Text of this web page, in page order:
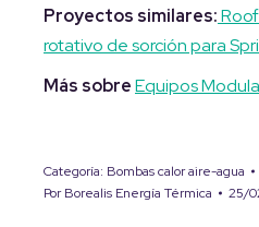
Proyectos similares:
rotativo de sorción para
Más sobreEquipos
Categoría: Bombas calor aire-agua
PorBorealis Energía Térmica 25/